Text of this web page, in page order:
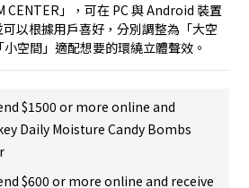
CENTER」，可在 PC 與 Android 裝置
以根據用戶喜好，分別調整為「大空
空間」適配想要的環繞立體聲效。
$1500 or more online and
Daily Moisture Candy Bombs
$600 or more online and receive